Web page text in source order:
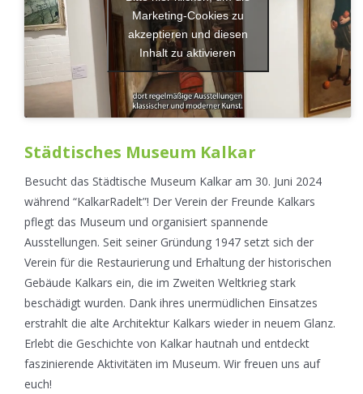
Marketing-Cookies zu
akzeptieren und diesen
Inhalt zu aktivieren
Städtisches Museum Kalkar
Besucht das Städtische Museum Kalkar am 30. Juni 2024
während “KalkarRadelt”! Der Verein der Freunde Kalkars
pflegt das Museum und organisiert spannende
Ausstellungen. Seit seiner Gründung 1947 setzt sich der
Verein für die Restaurierung und Erhaltung der historischen
Gebäude Kalkars ein, die im Zweiten Weltkrieg stark
beschädigt wurden. Dank ihres unermüdlichen Einsatzes
erstrahlt die alte Architektur Kalkars wieder in neuem Glanz.
Erlebt die Geschichte von Kalkar hautnah und entdeckt
faszinierende Aktivitäten im Museum. Wir freuen uns auf
euch!